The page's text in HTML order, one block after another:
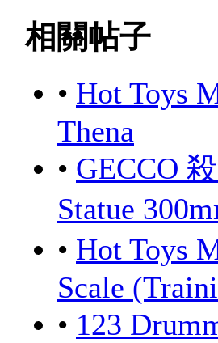
相關帖子
• Hot Toys
Thena
• GECCO
Statue
• Hot Toys
Scale
• 123